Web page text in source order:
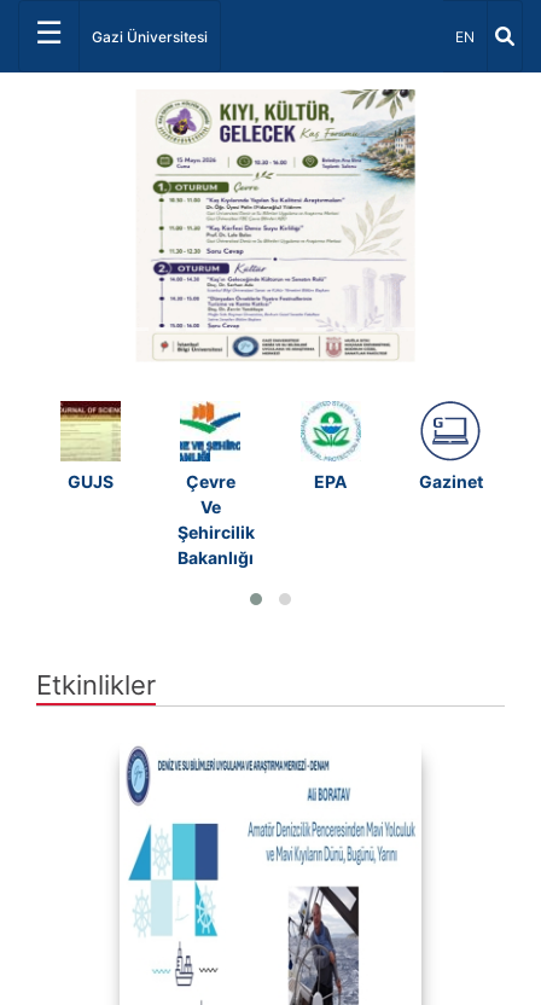
☰ Gazi Üniversitesi Dil Seçiniz
EN
GUJS
Çevre
Ve
Şehircilik
Bakanlığı
EPA Gazinet
Etkinlikler